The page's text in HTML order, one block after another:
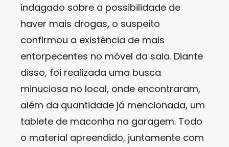
indagado sobre a possibilidade de
haver mais drogas, o suspeito
confirmou a existência de mais
entorpecentes no móvel da sala. Diante
disso, foi realizada uma busca
minuciosa no local, onde encontraram,
além da quantidade já mencionada, um
tablete de maconha na garagem. Todo
o material apreendido, juntamente com